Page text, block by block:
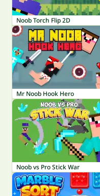
Noob Torch Flip 2D
Mr Noob Hook Hero
Noob vs Pro Stick War